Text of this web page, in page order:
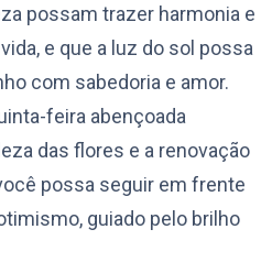
possam trazer harmonia e
e que a luz do sol possa
com sabedoria e amor.
feira abençoada
das flores e a renovação
possa seguir em frente
guiado pelo brilho